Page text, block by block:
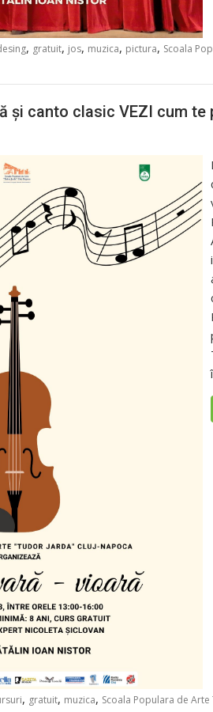
, gratuit, jos, muzica, pictura, Scoala
și canto clasic VEZI cum te
, gratuit, muzica, Scoala Populara de Arte